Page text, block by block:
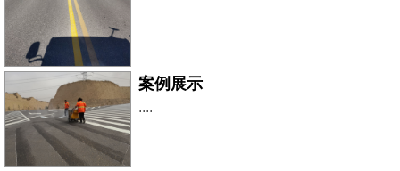
案例展示
....